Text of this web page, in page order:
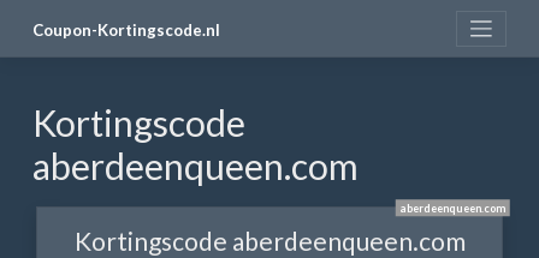
Coupon-Kortingscode.nl
Kortingscode
aberdeenqueen.com
aberdeenqueen.com
Kortingscode aberdeenqueen.com